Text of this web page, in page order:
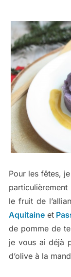
Pour les fêtes,
particulièrement
le fruit de
Aquitaineet
de pomme de
je vous ai déjà
d’olive à la